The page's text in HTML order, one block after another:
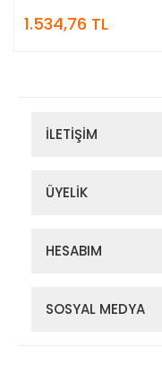
1.534,76 TL
İLETİŞİM
ÜYELİK
HESABIM
SOSYAL MEDYA